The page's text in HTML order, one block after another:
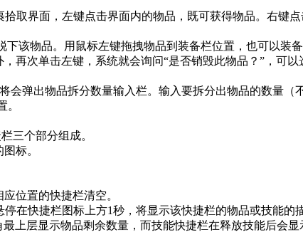
界面，左键点击界面内的物品，既可获得物品。右键
物品。用鼠标左键拖拽物品到装备栏位置，也可以装备
次单击左键，系统就会询问“是否销毁此物品？”，可以
弹出物品拆分数量输入栏。输入要拆分出物品的数量（
三个部分组成。
标。
位置的快捷栏清空。
快捷栏图标上方1秒，将显示该快捷栏的物品或技能的描
层显示物品剩余数量，而技能快捷栏在释放技能后会显